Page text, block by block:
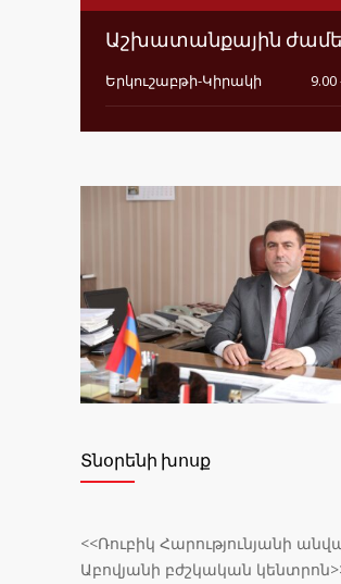
Աշխատանքային
Երկուշաբթի-Կիրակի 9.00
Տնօրենի խոսք
<<Ռուբիկ Հարությունյանի
Աբովյանի բժշկական